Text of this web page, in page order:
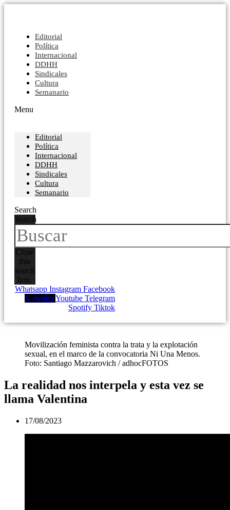
Editorial
Política
Internacional
DDHH
Sindicales
Cultura
Semanario
Menu
Editorial
Política
Internacional
DDHH
Sindicales
Cultura
Semanario
Search
Search
Close
this
search
box.
Whatsapp Instagram Facebook
X-twitterYoutube Telegram
Spotify Tiktok
Movilización feminista contra la trata y la explotación
sexual, en el marco de la convocatoria Ni Una Menos.
Foto: Santiago Mazzarovich / adhocFOTOS
La realidad nos interpela y esta vez se
llama Valentina
17/08/2023